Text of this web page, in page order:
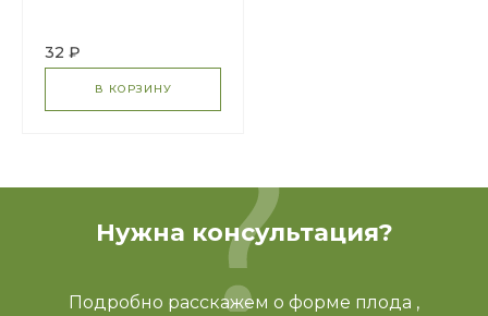
32 ₽
В КОРЗИНУ
Нужна консультация?
Подробно расскажем о форме плода ,